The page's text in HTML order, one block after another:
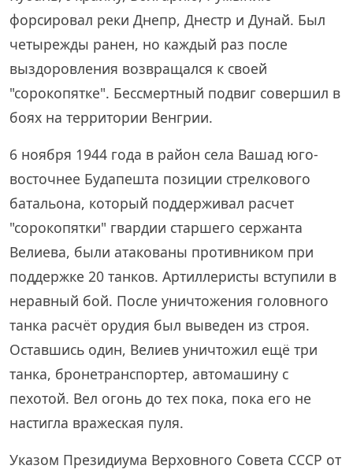
форсировал реки Днепр, Днестр и Дунай. Был
четырежды ранен, но каждый раз после
выздоровления возвращался к своей
"сорокопятке". Бессмертный подвиг совершил в
боях на территории Венгрии.
6 ноября 1944 года в район села Вашад юго-
восточнее Будапешта позиции стрелкового
батальона, который поддерживал расчет
"сорокопятки" гвардии старшего сержанта
Велиева, были атакованы противником при
поддержке 20 танков. Артиллеристы вступили в
неравный бой. После уничтожения головного
танка расчёт орудия был выведен из строя.
Оставшись один, Велиев уничтожил ещё три
танка, бронетранспортер, автомашину с
пехотой. Вел огонь до тех пока, пока его не
настигла вражеская пуля.
Указом Президиума Верховного Совета СССР от